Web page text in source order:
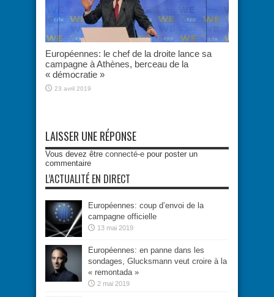
Européennes: le chef de la droite lance sa
campagne à Athènes, berceau de la
« démocratie »
23 avril 2019
LAISSER UNE RÉPONSE
Vous devez être connecté-e pour poster un
commentaire
L’ACTUALITÉ EN DIRECT
Européennes: coup d’envoi de la
campagne officielle
13 mai 2019
Européennes: en panne dans les
sondages, Glucksmann veut croire à la
« remontada »
2 mai 2019